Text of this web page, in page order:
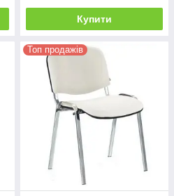
Купити
Топ продажів